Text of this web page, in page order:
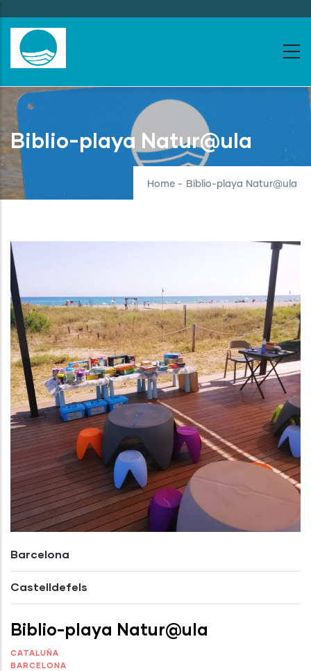
to
main
content
Biblio-playa Natur@ula
Home - Biblio-playa Natur@ula
Barcelona
Castelldefels
Biblio-playa Natur@ula
CATALUÑA
BARCELONA